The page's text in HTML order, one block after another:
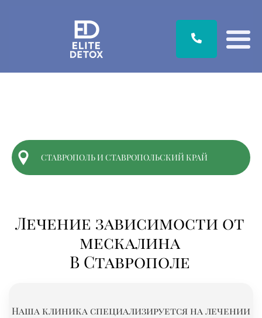
СТАВРОПОЛЬ И СТАВРОПОЛЬСКИЙ КРАЙ
Лечение зависимости от
мескалина
В Ставрополе
Наша клиника специализируется на лечении